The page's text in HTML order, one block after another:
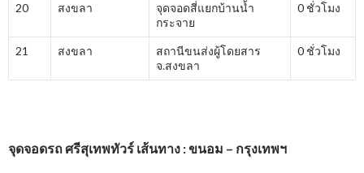
20 สงขลา
จุดจอดสี่แยกบ้านน้ำ
กระจาย
0 ชั่วโมง
21 สงขลา
สถานีขนส่งผู้โดยสาร
จ.สงขลา
0 ชั่วโมง
จุดจอดรถ ศรีสุเทพทัวร์ เส้นทาง : ขนอม – กรุงเทพฯ